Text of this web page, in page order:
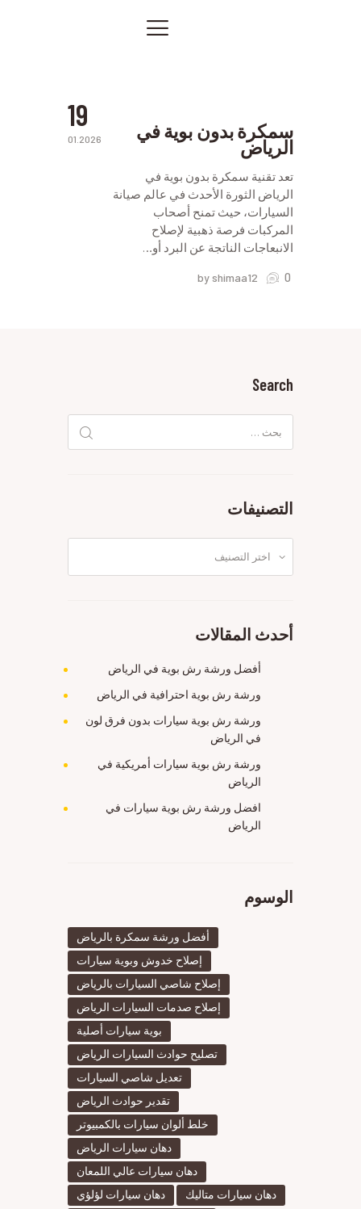
صور من أعمالنا
اتصل بنا
المقالات
PRIVACY POLICY
19
01.2026 سمكرة بدون بوية في
الرياض
تعد تقنية سمكرة بدون بوية في
الرياض الثورة الأحدث في عالم صيانة
السيارات، حيث تمنح أصحاب
المركبات فرصة ذهبية لإصلاح
الانبعاجات الناتجة عن البرد أو…
by shimaa12 0
Search
عن:
التصنيفات
أحدث المقالات
أفضل ورشة رش بوية في الرياض
ورشة رش بوية احترافية في الرياض
ورشة رش بوية سيارات بدون فرق لون
في الرياض
ورشة رش بوية سيارات أمريكية في
الرياض
افضل ورشة رش بوية سيارات في
الرياض
الوسوم
أفضل ورشة سمكرة بالرياض
إصلاح خدوش وبوية سيارات
إصلاح شاصي السيارات بالرياض
إصلاح صدمات السيارات الرياض
بوية سيارات أصلية
تصليح حوادث السيارات الرياض
تعديل شاصي السيارات
تقدير حوادث الرياض
خلط ألوان سيارات بالكمبيوتر
دهان سيارات الرياض
دهان سيارات عالي اللمعان
دهان سيارات لؤلؤي
دهان سيارات متاليك